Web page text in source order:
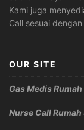
Kami juga
Call sesuai
OUR SITE
Gas Medis
Nurse Call Rumah